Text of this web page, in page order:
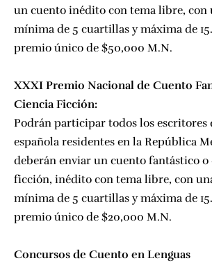
un cuento inédito con tema libre, con
mínima de 5 cuartillas y máxima de
premio único de $50,000 M.N.
XXXI Premio Nacional de Cuento
Ciencia Ficción:
Podrán participar todos los escritores
española residentes en la República
deberán enviar un cuento fantástico o
ficción, inédito con tema libre, con
mínima de 5 cuartillas y máxima de
premio único de $20,000 M.N.
Concursos de Cuento en Lenguas